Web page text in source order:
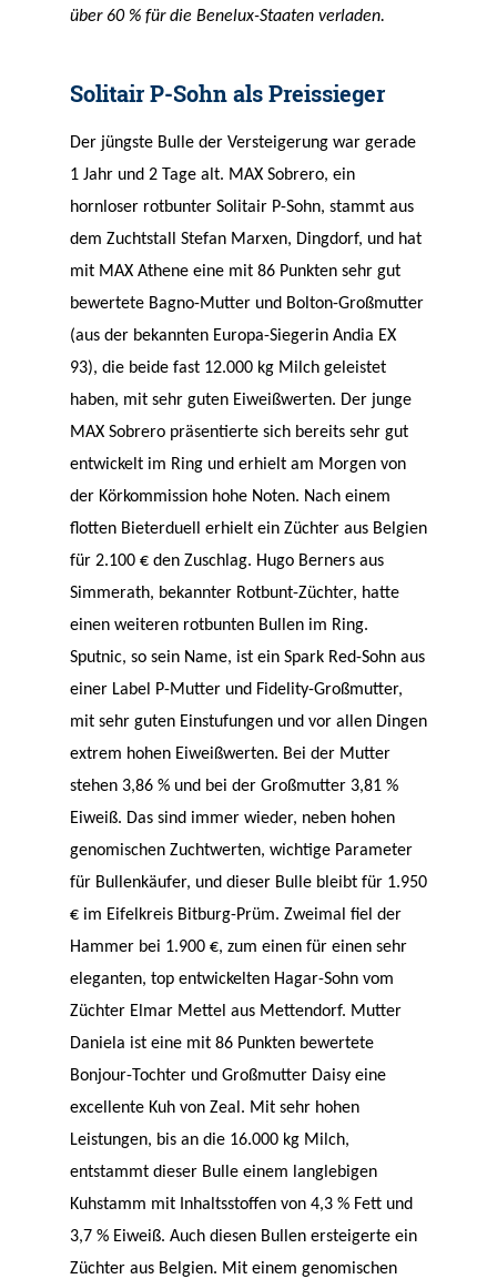
über 60 % für die Benelux-Staaten verladen.
Solitair P-Sohn als Preissieger
Der jüngste Bulle der Versteigerung war gerade
1 Jahr und 2 Tage alt. MAX Sobrero, ein
hornloser rotbunter Solitair P-Sohn, stammt aus
dem Zuchtstall Stefan Marxen, Dingdorf, und hat
mit MAX Athene eine mit 86 Punkten sehr gut
bewertete Bagno-Mutter und Bolton-Großmutter
(aus der bekannten Europa-Siegerin Andia EX
93), die beide fast 12.000 kg Milch geleistet
haben, mit sehr guten Eiweißwerten. Der junge
MAX Sobrero präsentierte sich bereits sehr gut
entwickelt im Ring und erhielt am Morgen von
der Körkommission hohe Noten. Nach einem
flotten Bieterduell erhielt ein Züchter aus Belgien
für 2.100 € den Zuschlag. Hugo Berners aus
Simmerath, bekannter Rotbunt-Züchter, hatte
einen weiteren rotbunten Bullen im Ring.
Sputnic, so sein Name, ist ein Spark Red-Sohn aus
einer Label P-Mutter und Fidelity-Großmutter,
mit sehr guten Einstufungen und vor allen Dingen
extrem hohen Eiweißwerten. Bei der Mutter
stehen 3,86 % und bei der Großmutter 3,81 %
Eiweiß. Das sind immer wieder, neben hohen
genomischen Zuchtwerten, wichtige Parameter
für Bullenkäufer, und dieser Bulle bleibt für 1.950
€ im Eifelkreis Bitburg-Prüm. Zweimal fiel der
Hammer bei 1.900 €, zum einen für einen sehr
eleganten, top entwickelten Hagar-Sohn vom
Züchter Elmar Mettel aus Mettendorf. Mutter
Daniela ist eine mit 86 Punkten bewertete
Bonjour-Tochter und Großmutter Daisy eine
excellente Kuh von Zeal. Mit sehr hohen
Leistungen, bis an die 16.000 kg Milch,
entstammt dieser Bulle einem langlebigen
Kuhstamm mit Inhaltsstoffen von 4,3 % Fett und
3,7 % Eiweiß. Auch diesen Bullen ersteigerte ein
Züchter aus Belgien. Mit einem genomischen